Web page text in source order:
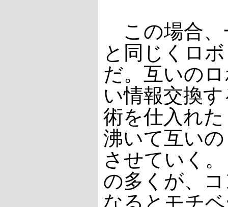
この場合、
と同じくロ
だ。互いの
い情報交換
術を仕入れ
沸いて互い
させていく
の多くが、
なるとモチ